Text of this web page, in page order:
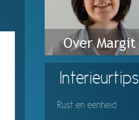
Interieurtips
Rust en eenheid